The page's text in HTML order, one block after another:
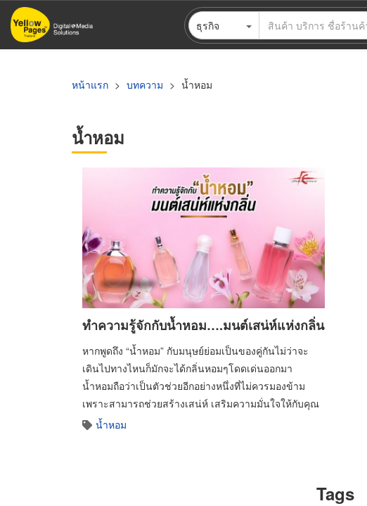
ข้าม
ไป
ธุรกิจ
หน้าแรก บทความ น้ำหอม
น้ำหอม
ทำความรู้จักกับน้ำหอม….มนต์เสน่ห์แห่งกลิ่น
หากพูดถึง “น้ำหอม” กับมนุษย์ย่อมเป็นของคู่กันไม่ว่าจะ
เดินไปทางไหนก็มักจะได้กลิ่นหอมๆโดดเด่นออกมา
น้ำหอมถือว่าเป็นตัวช่วยอีกอย่างหนึ่งที่ไม่ควรมองข้าม
เพราะสามารถช่วยสร้างเสน่ห์ เสริมความมั่นใจให้กับคุณ
น้ำหอม
Tags